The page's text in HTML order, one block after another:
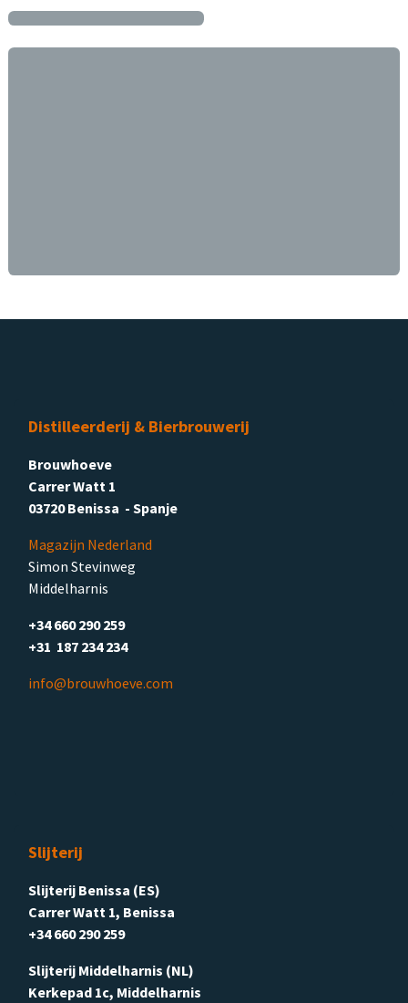
Distilleerderij & Bierbrouwerij
Brouwhoeve
Carrer Watt 1
03720 Benissa - Spanje
Magazijn Nederland
Simon Stevinweg
Middelharnis
+34 660 290 259
+31 187 234 234
info@brouwhoeve.com
Slijterij
Slijterij Benissa (ES)
Carrer Watt 1, Benissa
+34 660 290 259
Slijterij Middelharnis (NL)
Kerkepad 1c, Middelharnis